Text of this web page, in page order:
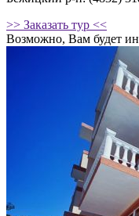
>> Заказать тур <<
Возможно, Вам будет